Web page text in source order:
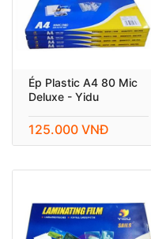
Ép Plastic A4 80 Mic
Deluxe - Yidu
125.000 VNĐ